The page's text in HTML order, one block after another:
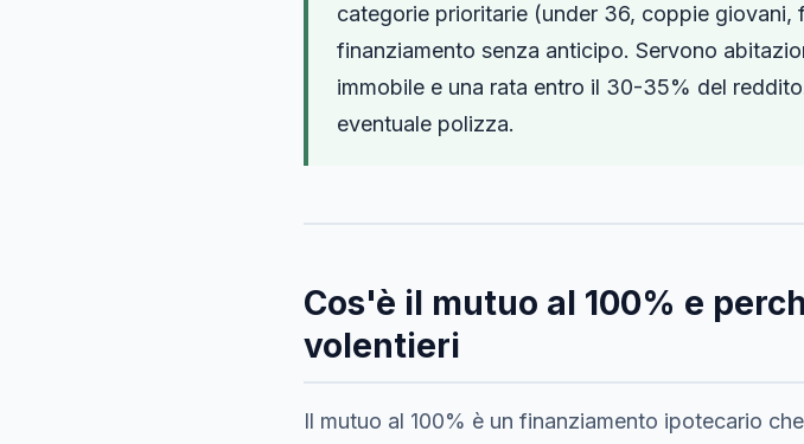
categorie prioritarie (under 36, coppie
finanziamento senza anticipo. Servono
immobile e una rata entro il 30-35% del
eventuale polizza.
Cos'è il mutuo al 100% e
volentieri
Il mutuo al 100% è un finanziamento ipotecario